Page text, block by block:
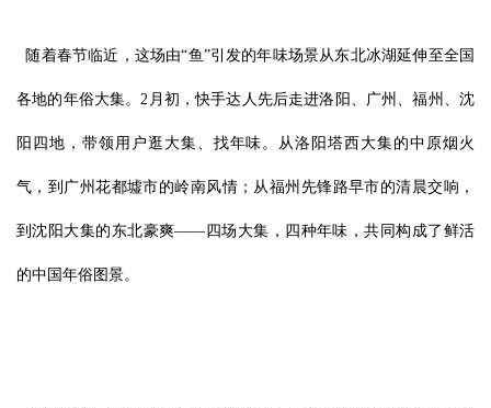
随着春节临近，这场由“鱼”引发的年味场景从东北冰湖延伸至全国
各地的年俗大集。2月初，快手达人先后走进洛阳、广州、福州、沈
阳四地，带领用户逛大集、找年味。从洛阳塔西大集的中原烟火
气，到广州花都墟市的岭南风情；从福州先锋路早市的清晨交响，
到沈阳大集的东北豪爽——四场大集，四种年味，共同构成了鲜活
的中国年俗图景。